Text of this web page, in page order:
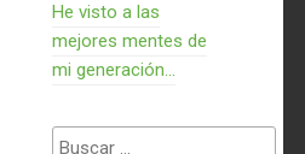
He visto a las
mejores mentes de
mi generación…
Buscar: